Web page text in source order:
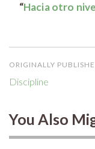
“Hacia otro
ORIGINALLY
Discipline
You Also